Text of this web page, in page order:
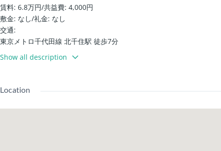
賃料: 6.8万円/共益費: 4,000円
敷金: なし/礼金: なし
交通:
東京メトロ千代田線 北千住駅 徒歩7分
JR常磐線(上野～取手) 北千住駅 徒歩9分
帶監視器的對講機 / 電子鎖
溫水洗淨廁所 /
Show all description
Location